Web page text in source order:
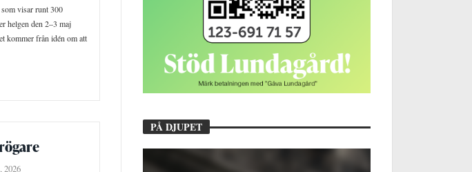
visar runt 300
helgen den 2–3 maj
kommer från idén om att
2026
PÅ DJUPET